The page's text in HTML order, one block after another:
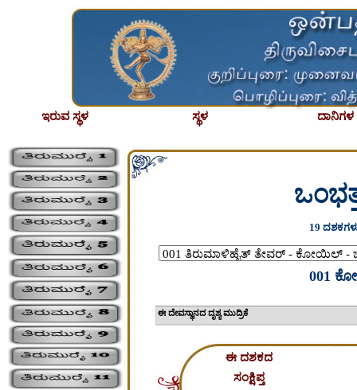
ಇರುವ ಸ್ಥಳ ಸ್ಥಳ ದಾನಿಗಳ
19
001
ಈ ದೇವಸ್ಥಾನದ
ಈ ದಶಕದ
ಸಂಕ್ಷಿಪ್ತ